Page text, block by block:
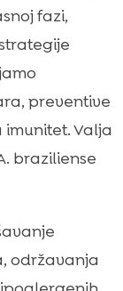
izbjeći
fazi,
preventive
Valja
braziliense
održavanja